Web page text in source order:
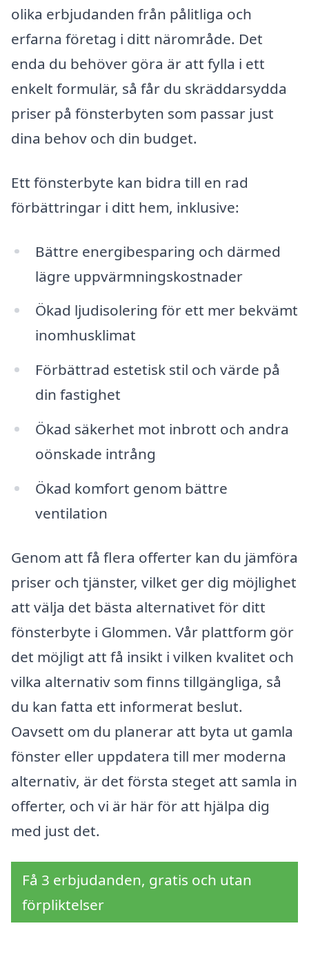
olika erbjudanden från pålitliga och
erfarna företag i ditt närområde. Det
enda du behöver göra är att fylla i ett
enkelt formulär, så får du skräddarsydda
priser på fönsterbyten som passar just
dina behov och din budget.
Ett fönsterbyte kan bidra till en rad
förbättringar i ditt hem, inklusive:
Bättre energibesparing och därmed
lägre uppvärmningskostnader
Ökad ljudisolering för ett mer bekvämt
inomhusklimat
Förbättrad estetisk stil och värde på
din fastighet
Ökad säkerhet mot inbrott och andra
oönskade intrång
Ökad komfort genom bättre
ventilation
Genom att få flera offerter kan du jämföra
priser och tjänster, vilket ger dig möjlighet
att välja det bästa alternativet för ditt
fönsterbyte i Glommen. Vår plattform gör
det möjligt att få insikt i vilken kvalitet och
vilka alternativ som finns tillgängliga, så
du kan fatta ett informerat beslut.
Oavsett om du planerar att byta ut gamla
fönster eller uppdatera till mer moderna
alternativ, är det första steget att samla in
offerter, och vi är här för att hjälpa dig
med just det.
Få 3 erbjudanden, gratis och utan
förpliktelser